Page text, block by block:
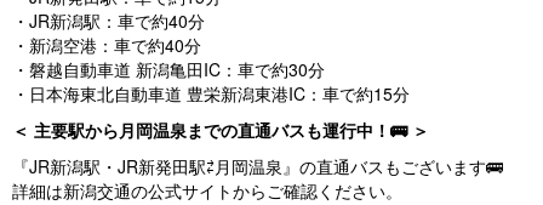
・JR新潟駅：車で約40分
・新潟空港：車で約40分
・磐越自動車道 新潟亀田IC：車で約30分
・日本海東北自動車道 豊栄新潟東港IC：車で約15分
＜ 主要駅から月岡温泉までの直通バスも運行中！🚌 ＞
『JR新潟駅・JR新発田駅⇄月岡温泉』の直通バスもございます🚌
詳細は新潟交通の公式サイトからご確認ください。